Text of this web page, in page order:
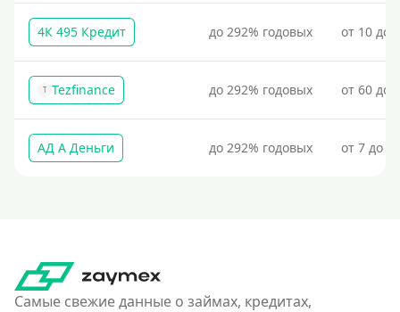
4К 495 Кредит до 292% годовых от 10 до
T Tezfinance до 292% годовых от 60 до
АД А Деньги до 292% годовых от 7 до
Самые свежие данные о займах, кредитах,